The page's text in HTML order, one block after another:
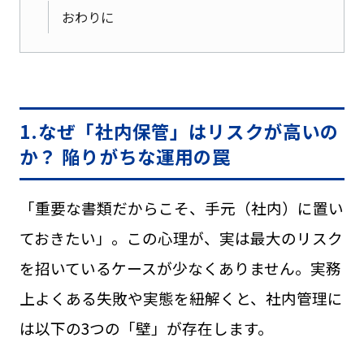
おわりに
1.なぜ「社内保管」はリスクが高いの
か？ 陥りがちな運用の罠
「重要な書類だからこそ、手元（社内）に置い
ておきたい」。この心理が、実は最大のリスク
を招いているケースが少なくありません。実務
上よくある失敗や実態を紐解くと、社内管理に
は以下の3つの「壁」が存在します。